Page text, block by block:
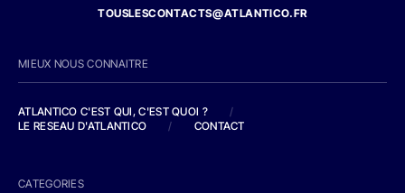
TOUSLESCONTACTS@ATLANTICO.FR
MIEUX NOUS CONNAITRE
ATLANTICO C'EST QUI, C'EST QUOI ?
/
LE RESEAU D'ATLANTICO
/ CONTACT
CATEGORIES